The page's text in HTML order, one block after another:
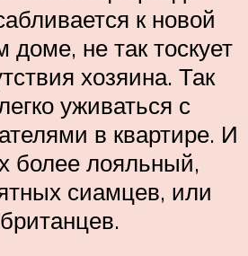
к новой
не так тоскует
хозяина. Так
уживаться с
в квартире. И
более лояльный,
сиамцев, или